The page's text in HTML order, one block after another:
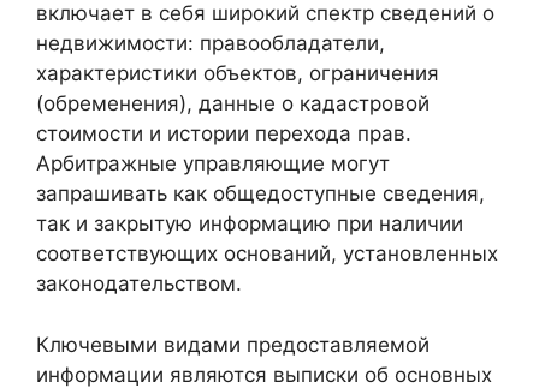
включает в себя широкий спектр сведений о
недвижимости: правообладатели,
характеристики объектов, ограничения
(обременения), данные о кадастровой
стоимости и истории перехода прав.
Арбитражные управляющие могут
запрашивать как общедоступные сведения,
так и закрытую информацию при наличии
соответствующих оснований, установленных
законодательством.
Ключевыми видами предоставляемой
информации являются выписки об основных